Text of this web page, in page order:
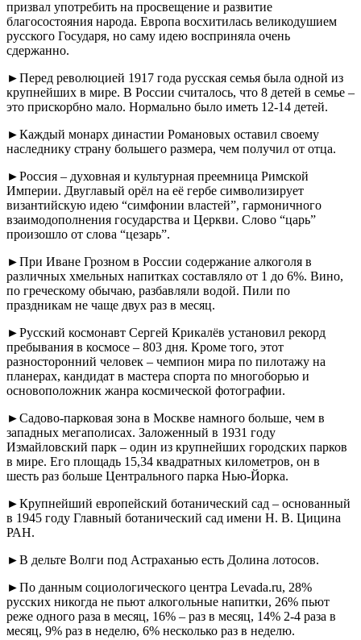
призвал употребить на просвещение и развитие
благосостояния народа. Европа восхитилась великодушием
русского Государя, но саму идею восприняла очень
сдержанно.
►Перед революцией 1917 года русская семья была одной из
крупнейших в мире. В России считалось, что 8 детей в семье –
это прискорбно мало. Нормально было иметь 12-14 детей.
►Каждый монарх династии Романовых оставил своему
наследнику страну большего размера, чем получил от отца.
►Россия – духовная и культурная преемница Римской
Империи. Двуглавый орёл на её гербе символизирует
византийскую идею “симфонии властей”, гармоничного
взаимодополнения государства и Церкви. Слово “царь”
произошло от слова “цезарь”.
►При Иване Грозном в России содержание алкоголя в
различных хмельных напитках составляло от 1 до 6%. Вино,
по греческому обычаю, разбавляли водой. Пили по
праздникам не чаще двух раз в месяц.
►Русский космонавт Сергей Крикалёв установил рекорд
пребывания в космосе – 803 дня. Кроме того, этот
разносторонний человек – чемпион мира по пилотажу на
планерах, кандидат в мастера спорта по многоборью и
основоположник жанра космической фотографии.
►Садово-парковая зона в Москве намного больше, чем в
западных мегаполисах. Заложенный в 1931 году
Измайловский парк – один из крупнейших городских парков
в мире. Его площадь 15,34 квадратных километров, он в
шесть раз больше Центрального парка Нью-Йорка.
►Крупнейший европейский ботанический сад – основанный
в 1945 году Главный ботанический сад имени Н. В. Цицина
РАН.
►В дельте Волги под Астраханью есть Долина лотосов.
►По данным социологического центра Levada.ru, 28%
русских никогда не пьют алкогольные напитки, 26% пьют
реже одного раза в месяц, 16% – раз в месяц, 14% 2-4 раза в
месяц, 9% раз в неделю, 6% несколько раз в неделю.